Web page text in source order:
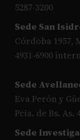
5287-3200
Sede San
Córdoba 1957,
4931-6900
Sede
Eva Perón y
Pcia. de Bs. As.
Sede